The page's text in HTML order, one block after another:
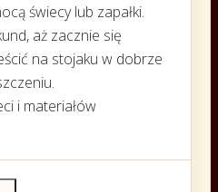
świecy lub zapałki.
aż zacznie się
na stojaku w dobrze
i materiałów